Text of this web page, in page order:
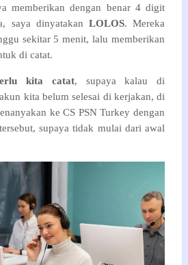
memberikan dengan benar 4 digit
saya dinyatakan LOLOS. Mereka
sekitar 5 menit, lalu memberikan
di catat.
kita catat, supaya kalau di
kita belum selesai di kerjakan, di
ke CS PSN Turkey dengan
supaya tidak mulai dari awal